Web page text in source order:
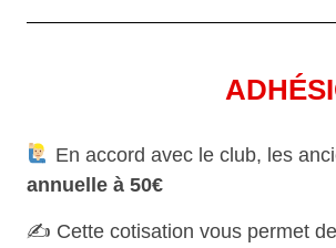
En accord avec le club, les
annuelle à 50€
✍️ Cette cotisation vous permet de